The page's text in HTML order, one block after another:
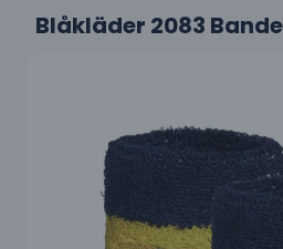
Blåkläder 2083